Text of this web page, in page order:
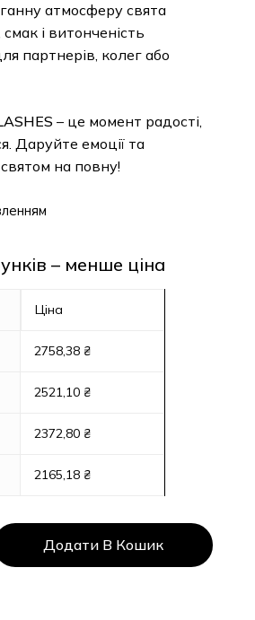
атмосферу свята
і витонченість
партнерів, колег або
– це момент радості,
Даруйте емоції та
на повну!
– менше ціна
Ціна
2758,38 ₴
2521,10 ₴
2372,80 ₴
2165,18 ₴
Додати В Кошик